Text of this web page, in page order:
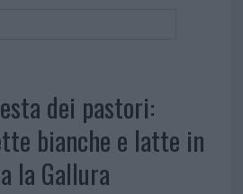
dei pastori:
bianche e latte in
la Gallura